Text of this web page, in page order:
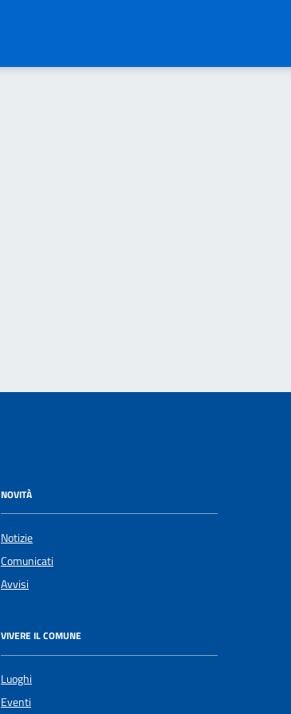
NOVITÀ
Notizie
Comunicati
Avvisi
VIVERE IL COMUNE
Luoghi
Eventi